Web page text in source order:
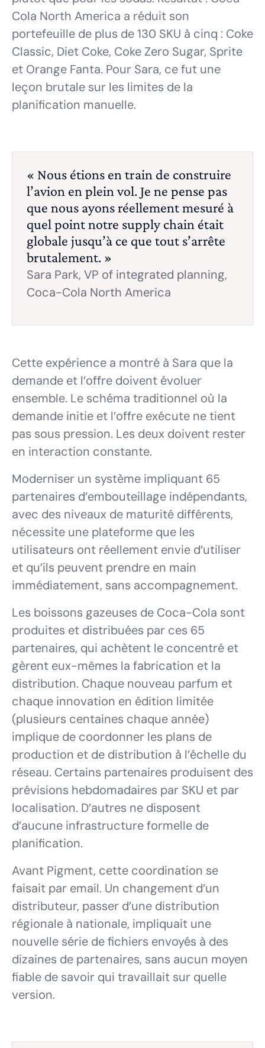
Cola North America a réduit son
portefeuille de plus de 130 SKU à cinq : Coke
Classic, Diet Coke, Coke Zero Sugar, Sprite
et Orange Fanta. Pour Sara, ce fut une
leçon brutale sur les limites de la
planification manuelle.
« Nous étions en train de construire
l’avion en plein vol. Je ne pense pas
que nous ayons réellement mesuré à
quel point notre supply chain était
globale jusqu’à ce que tout s’arrête
brutalement. »
Sara Park, VP of integrated planning,
Coca-Cola North America
Cette expérience a montré à Sara que la
demande et l’offre doivent évoluer
ensemble. Le schéma traditionnel où la
demande initie et l’offre exécute ne tient
pas sous pression. Les deux doivent rester
en interaction constante.
Moderniser un système impliquant 65
partenaires d’embouteillage indépendants,
avec des niveaux de maturité différents,
nécessite une plateforme que les
utilisateurs ont réellement envie d’utiliser
et qu’ils peuvent prendre en main
immédiatement, sans accompagnement.
Les boissons gazeuses de Coca-Cola sont
produites et distribuées par ces 65
partenaires, qui achètent le concentré et
gèrent eux-mêmes la fabrication et la
distribution. Chaque nouveau parfum et
chaque innovation en édition limitée
(plusieurs centaines chaque année)
implique de coordonner les plans de
production et de distribution à l’échelle du
réseau. Certains partenaires produisent des
prévisions hebdomadaires par SKU et par
localisation. D’autres ne disposent
d’aucune infrastructure formelle de
planification.
Avant Pigment, cette coordination se
faisait par email. Un changement d’un
distributeur, passer d’une distribution
régionale à nationale, impliquait une
nouvelle série de fichiers envoyés à des
dizaines de partenaires, sans aucun moyen
fiable de savoir qui travaillait sur quelle
version.